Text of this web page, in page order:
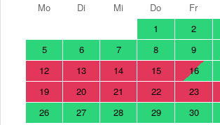
Mo
Di Mi Do Fr
1
2
5
6 7 8 9
12
13 14 15 16
19
20 21 22 23
26
27 28 29 30